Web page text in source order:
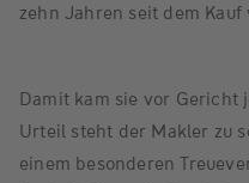
zehn Jahren seit dem
Damit kam sie vor Gericht
Urteil steht der Makler zu
einem besonderen